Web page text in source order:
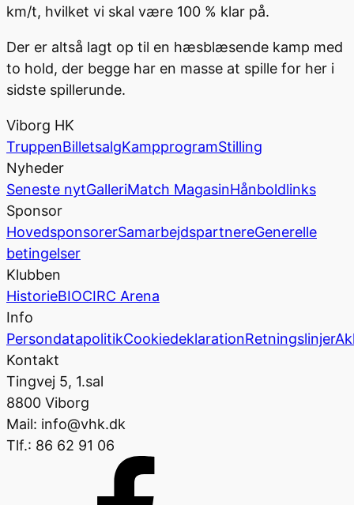
km/t, hvilket vi skal være 100 % klar på.
Der er altså lagt op til en hæsblæsende kamp med
to hold, der begge har en masse at spille for her i
sidste spillerunde.
Viborg HK
TruppenBilletsalgKampprogramStilling
Nyheder
Seneste nytGalleriMatch MagasinHånboldlinks
Sponsor
HovedsponsorerSamarbejdspartnereGenerelle
betingelser
Klubben
HistorieBIOCIRC Arena
Info
PersondatapolitikCookiedeklarationRetningslinjer
Kontakt
Tingvej 5, 1.sal
8800 Viborg
Mail: info@vhk.dk
Tlf.: 86 62 91 06